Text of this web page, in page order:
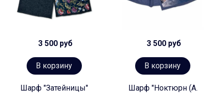
3 500 руб
В корзину
Шарф "Затейницы"
3 500 руб
В корзину
Шарф "Ноктюрн (А.